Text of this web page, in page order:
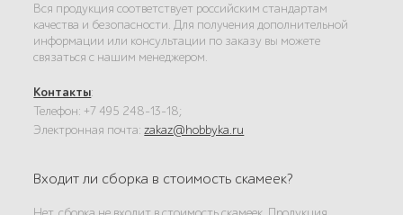
Вся продукция соответствует российским стандартам
качества и безопасности. Для получения дополнительной
информации или консультации по заказу вы можете
связаться с нашим менеджером.
Контакты:
Телефон: +7 495 248-13-18;
Электронная почта:zakaz@hobbyka.ru
Входит ли сборка в стоимость скамеек?